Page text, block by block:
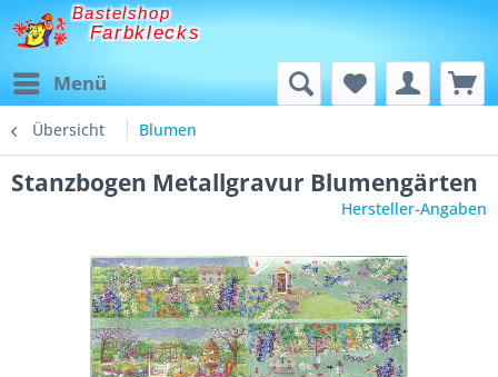
Bastelshop
Farbklecks
Menü
Übersicht Blumen
Stanzbogen Metallgravur Blumengärten
Hersteller-Angaben